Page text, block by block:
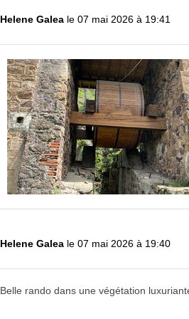
Helene Galea le 07 mai 2026 à 19:41
Helene Galea le 07 mai 2026 à 19:40
Belle rando dans une végétation